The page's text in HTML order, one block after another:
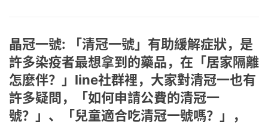
晶冠一號: 「清冠一號」有助緩解症狀，是
許多染疫者最想拿到的藥品，在「居家隔離
怎麼伴？」line社群裡，大家對清冠一也有
許多疑問，「如何申請公費的清冠一
號？」、「兒童適合吃清冠一號嗎？」，